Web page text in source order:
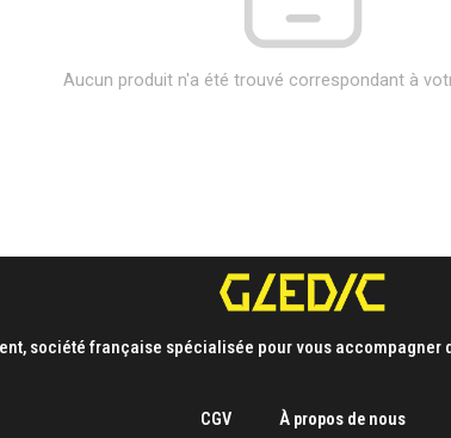
Aucun produit n'a été trouvé correspondant à
société française spécialisée pour vous accompagner
CGV À propos de nous